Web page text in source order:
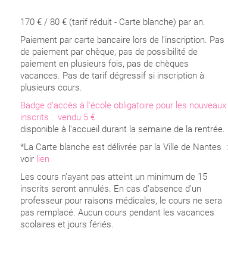
170 € / 80 € (tarif réduit - Carte blanche) par an.
Paiement par carte bancaire lors de l'inscription. Pas
de paiement par chèque, pas de possibilité de
paiement en plusieurs fois, pas de chèques
vacances. Pas de tarif dégressif si inscription à
plusieurs cours.
Badge d'accès à l'école obligatoire pour les nouveaux
inscrits : vendu 5 €
disponible à l'accueil durant la semaine de la rentrée.
*La Carte blanche est délivrée par la Ville de Nantes :
voir lien
Les cours n’ayant pas atteint un minimum de 15
inscrits seront annulés. En cas d’absence d’un
professeur pour raisons médicales, le cours ne sera
pas remplacé. Aucun cours pendant les vacances
scolaires et jours fériés.